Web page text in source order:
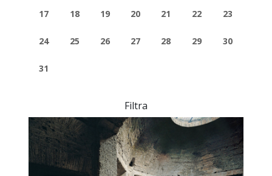
17 18 19 20 21 22 23
24 25 26 27 28 29 30
31
Filtra